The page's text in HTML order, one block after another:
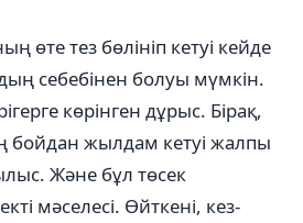
өте тез бөлініп кетуі кейде
себебінен болуы мүмкін.
көрінген дұрыс. Бірақ,
бойдан жылдам кетуі жалпы
Және бұл төсек
мәселесі. Өйткені, кез-